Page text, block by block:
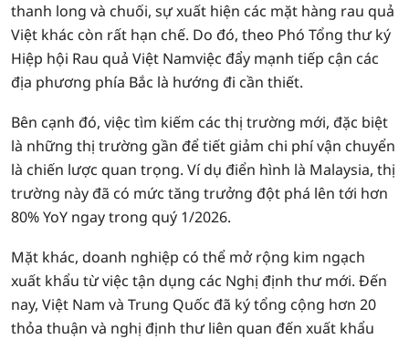
thanh long và chuối, sự xuất hiện các mặt hàng rau quả
Việt khác còn rất hạn chế. Do đó, theo Phó Tổng thư ký
Hiệp hội Rau quả Việt Namviệc đẩy mạnh tiếp cận các
địa phương phía Bắc là hướng đi cần thiết.
Bên cạnh đó, việc tìm kiếm các thị trường mới, đặc biệt
là những thị trường gần để tiết giảm chi phí vận chuyển
là chiến lược quan trọng. Ví dụ điển hình là Malaysia, thị
trường này đã có mức tăng trưởng đột phá lên tới hơn
80% YoY ngay trong quý 1/2026.
Mặt khác, doanh nghiệp có thể mở rộng kim ngạch
xuất khẩu từ việc tận dụng các Nghị định thư mới. Đến
nay, Việt Nam và Trung Quốc đã ký tổng cộng hơn 20
thỏa thuận và nghị định thư liên quan đến xuất khẩu